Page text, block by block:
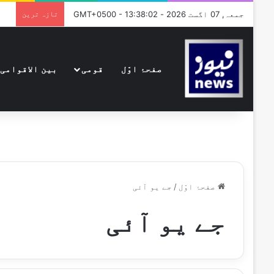
جمعہ, 07 اگست 2026 - GMT+0500 - 13:38:02 تازہ ترین
صفحۂ اوّل قومی بین الاقوامی
صفحۂ اوّل / جے یو آئی
جے یو آئی